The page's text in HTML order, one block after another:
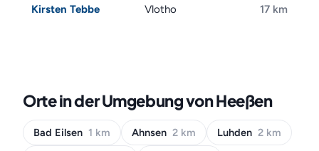
Kirsten Tebbe Vlotho 17 km
Orte in der Umgebung von Heeßen
Bad Eilsen 1 km Ahnsen 2 km Luhden 2 km